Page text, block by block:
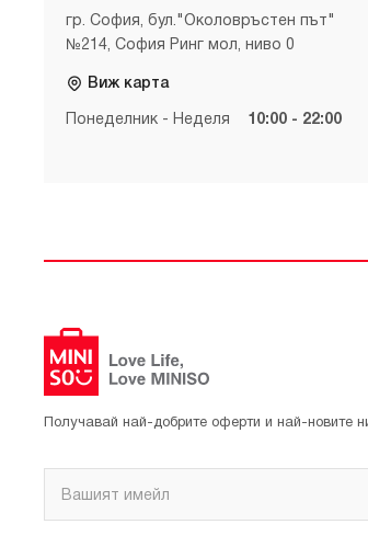
гр. София, бул."Околовръстен път"
№214, София Ринг мол, ниво 0
Виж карта
Понеделник - Неделя 10:00 - 22:00
Получавай най-добрите оферти и най-новите